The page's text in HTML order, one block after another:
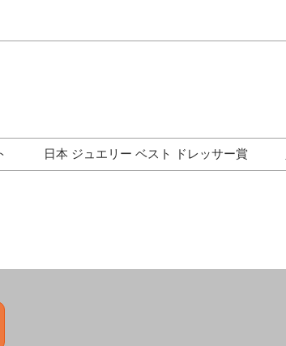
日本 ジュエリー ベスト ドレッサー賞